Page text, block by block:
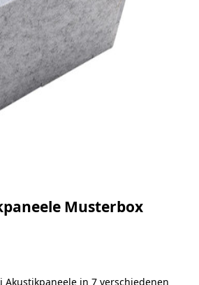
Musterbox
in 7 verschiedenen